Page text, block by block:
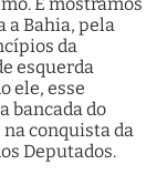
a Bahia, pela
da
esquerda
ele, esse
bancada do
conquista da
Deputados.